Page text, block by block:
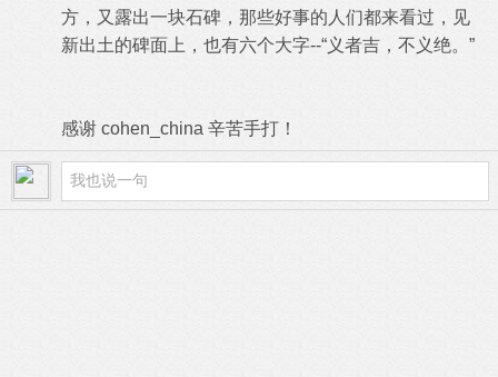
方，又露出一块石碑，那些好事的人们都来看过，见
新出土的碑面上，也有六个大字--“义者吉，不义绝。”
感谢 cohen_china 辛苦手打！